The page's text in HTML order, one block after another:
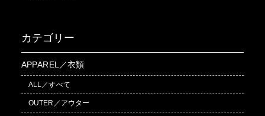
カテゴリー
APPAREL／衣類
ALL／すべて
OUTER／アウター